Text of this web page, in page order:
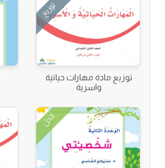
توزيع
توزيع مادة مهارات حياتية
واسرية
الحل